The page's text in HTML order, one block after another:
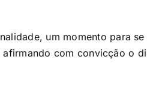
um momento para
com convicção o